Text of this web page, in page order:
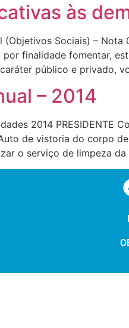
às
Sociais) – Nota
finalidade fomentar,
público e privado,
– 2014
2014 PRESIDENTE
de vistoria do corpo
o serviço de limpeza